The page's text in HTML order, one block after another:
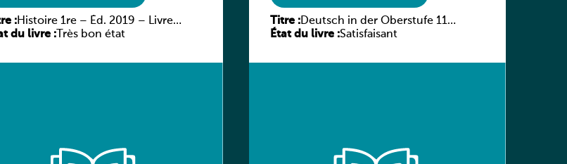
:Histoire 1re – Éd. 2019 – Livre
élève
du livre : Très bon état
Titre :Deutsch in der Oberstufe 11
(Schülerbuch) Ausgabe Bayern
État du livre :Satisfaisant